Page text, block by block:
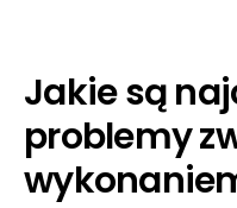
Jakie są
problemy